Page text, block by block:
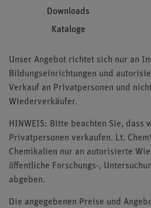
Downloads
Kataloge
Unser Angebot richtet sich nur an
Bildungseinrichtungen und
Verkauf an Privatpersonen und
Wiederverkäufer.
HINWEIS: Bitte beachten Sie, dass
Privatpersonen verkaufen. Lt.
Chemikalien nur an autorisierte
öffentliche Forschungs-,
abgeben.
Die angegebenen Preise und